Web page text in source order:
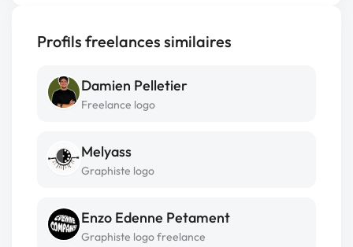
Profils freelances similaires
Damien Pelletier
Freelance logo
Melyass
Graphiste logo
Enzo Edenne Petament
Graphiste logo freelance